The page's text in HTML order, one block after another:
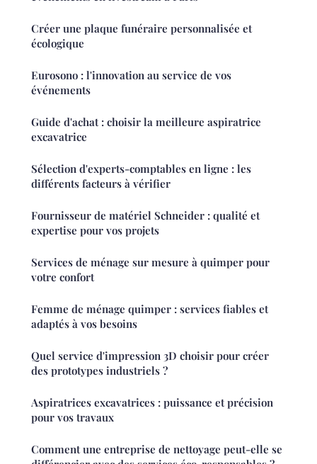
Créer une plaque funéraire personnalisée et
écologique
Eurosono : l'innovation au service de vos
événements
Guide d'achat : choisir la meilleure aspiratrice
excavatrice
Sélection d'experts-comptables en ligne : les
différents facteurs à vérifier
Fournisseur de matériel Schneider : qualité et
expertise pour vos projets
Services de ménage sur mesure à quimper pour
votre confort
Femme de ménage quimper : services fiables et
adaptés à vos besoins
Quel service d'impression 3D choisir pour créer
des prototypes industriels ?
Aspiratrices excavatrices : puissance et précision
pour vos travaux
Comment une entreprise de nettoyage peut-elle se